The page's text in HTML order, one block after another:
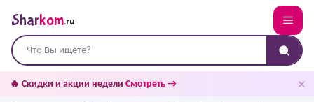
Sharkom.ru
🔥 Скидки и акции недели Смотреть → ✕